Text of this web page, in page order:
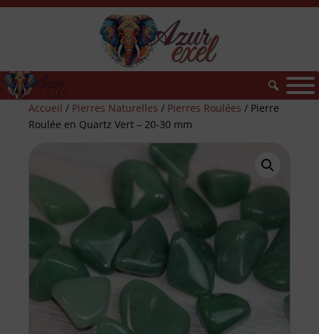
Accueil / Pierres Naturelles / Pierres Roulées / Pierre
Roulée en Quartz Vert – 20-30 mm